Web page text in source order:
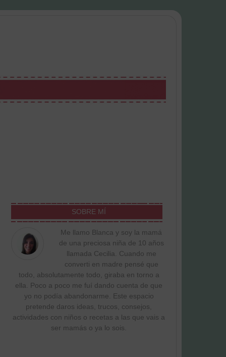
SOBRE MÍ
Me llamo Blanca y soy la mamá
de una preciosa niña de 10 años
llamada Cecilia. Cuando me
converti en madre pensé que
todo, absolutamente todo, giraba en torno a
ella. Poco a poco me fuí dando cuenta de que
yo no podía abandonarme. Este espacio
pretende daros ideas, trucos, consejos,
actividades con niños o recetas a las que vais a
ser mamás o ya lo sois.